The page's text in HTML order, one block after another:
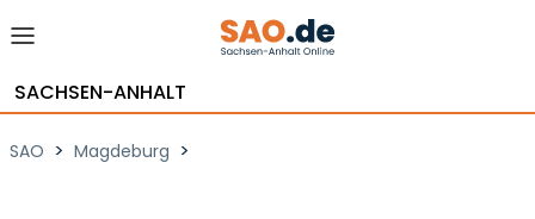
SACHSEN-ANHALT
SAO > Magdeburg >